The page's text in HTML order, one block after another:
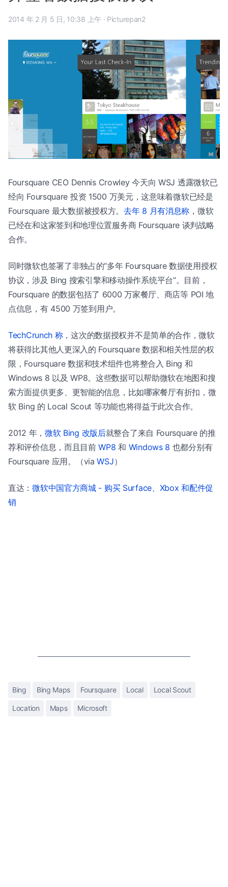
2014 年 2 月 5 日, 10:38 上午 · Picturepan2
Foursquare CEO Dennis Crowley 今天向 WSJ 透露微软已
经向 Foursquare 投资 1500 万美元，这意味着微软已经是
Foursquare 最大数据被授权方。去年 8 月有消息称 ，微软
已经在和这家签到和地理位置服务商 Foursquare 谈判战略
合作。
同时微软也签署了非独占的“多年 Foursquare 数据使用授权
协议，涉及 Bing 搜索引擎和移动操作系统平台”。目前，
Foursquare 的数据包括了 6000 万家餐厅、商店等 POI 地
点信息，有 4500 万签到用户。
TechCrunch 称，这次的数据授权并不是简单的合作，微软
将获得比其他人更深入的 Foursquare 数据和相关性层的权
限，Foursquare 数据和技术组件也将整合入 Bing 和
Windows 8 以及 WP8。这些数据可以帮助微软在地图和搜
索方面提供更多、更智能的信息，比如哪家餐厅有折扣，微
软 Bing 的 Local Scout 等功能也将得益于此次合作。
2012 年， 微软 Bing 改版后就整合了来自 Foursquare 的推
荐和评价信息，而且目前WP8 和 Windows 8 也都分别有
Foursquare 应用。（viaWSJ）
直达：微软中国官方商城 - 购买 Surface、Xbox 和配件促
销
Bing Bing Maps Foursquare Local Local Scout
Location Maps Microsoft